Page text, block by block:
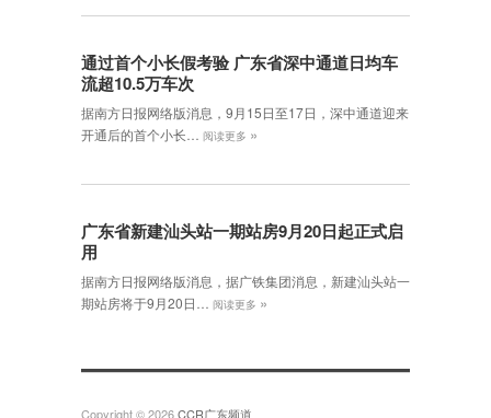
通过首个小长假考验 广东省深中通道日均车
流超10.5万车次
据南方日报网络版消息，9月15日至17日，深中通道迎来
开通后的首个小长…
阅读更多 »
广东省新建汕头站一期站房9月20日起正式启
用
据南方日报网络版消息，据广铁集团消息，新建汕头站一
期站房将于9月20日…
阅读更多 »
Copyright © 2026CCR广东频道